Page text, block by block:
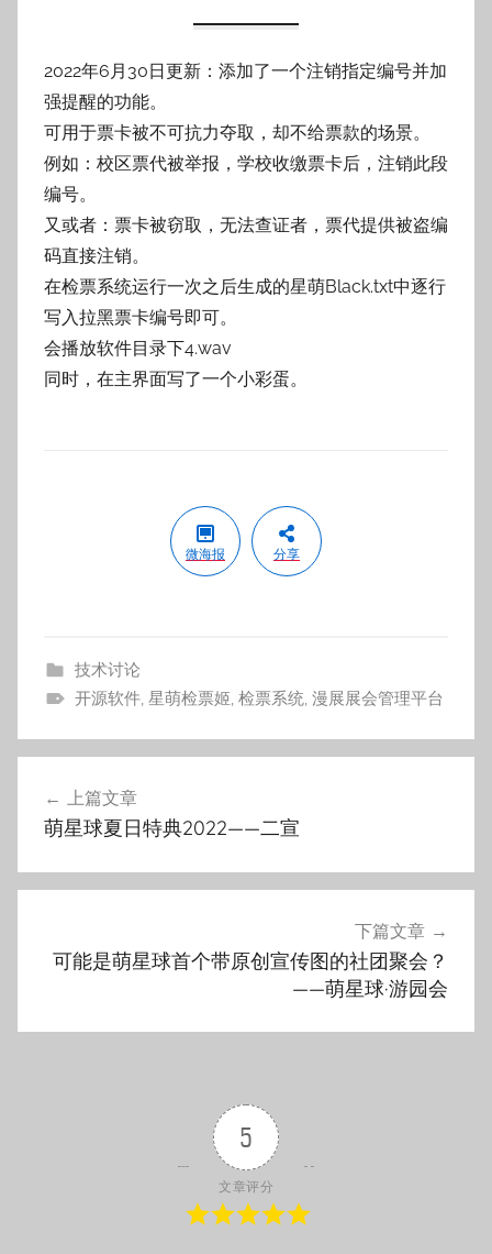
2022年6月30日更新：添加了一个注销指定编号并加
强提醒的功能。
可用于票卡被不可抗力夺取，却不给票款的场景。
例如：校区票代被举报，学校收缴票卡后，注销此段
编号。
又或者：票卡被窃取，无法查证者，票代提供被盗编
码直接注销。
在检票系统运行一次之后生成的星萌Black.txt中逐行
写入拉黑票卡编号即可。
会播放软件目录下4.wav
同时，在主界面写了一个小彩蛋。
微海报 分享
技术讨论
开源软件, 星萌检票姬, 检票系统, 漫展展会管理平台
章
导
上篇文章
萌星球夏日特典2022——二宣
下篇文章
可能是萌星球首个带原创宣传图的社团聚会？
——萌星球·游园会
5
文章评分